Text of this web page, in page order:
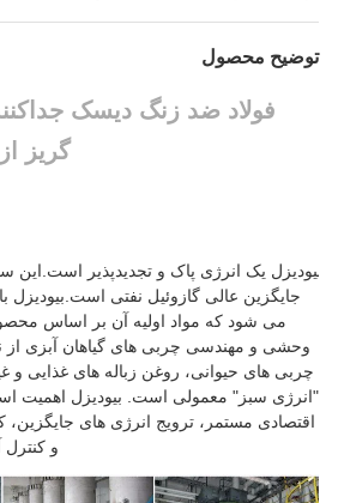
توضیح محصول
فولاد ضد زنگ دیسک
گریز
بیودیزل یک انرژی پاک و تجدیدپذیر است.این
جایگزین عالی گازوئیل نفتی است.بیودیزل
می شود که مواد اولیه آن بر اساس
وحشی و مهندسی چربی های گیاهان آبزی از
چربی های حیوانی، روغن زباله های غذایی و
"انرژی سبز" معمولی است. بیودیزل اهمیت
اقتصادی مستمر، ترویج انرژی های
و